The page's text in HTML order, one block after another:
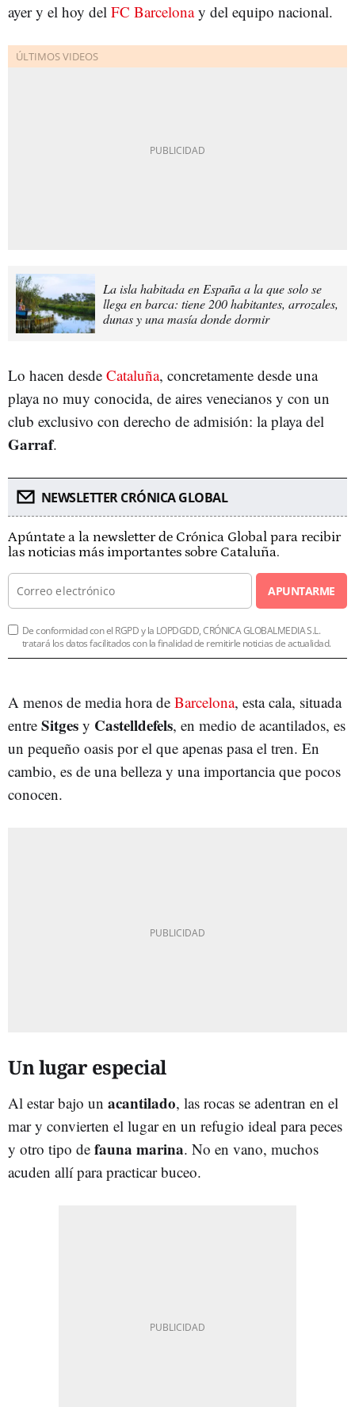
ayer y el hoy del FC Barcelonay del equipo nacional.
La isla habitada en España a la que solo se
llega en barca: tiene 200 habitantes, arrozales,
dunas y una masía donde dormir
Lo hacen desde Cataluña, concretamente desde una
playa no muy conocida, de aires venecianos y con un
club exclusivo con derecho de admisión: la playa del
Garraf.
NEWSLETTER CRÓNICA GLOBAL
Apúntate a la newsletter de Crónica Global para recibir
las noticias más importantes sobre Cataluña.
APUNTARME
De conformidad con el RGPD y la LOPDGDD, CRÓNICA GLOBALMEDIA S.L.
tratará los datos facilitados con la finalidad de remitirle noticias de actualidad.
A menos de media hora de Barcelona, esta cala, situada
entre Sitges y Castelldefels, en medio de acantilados, es
un pequeño oasis por el que apenas pasa el tren. En
cambio, es de una belleza y una importancia que pocos
conocen.
Un lugar especial
Al estar bajo un acantilado, las rocas se adentran en el
mar y convierten el lugar en un refugio ideal para peces
y otro tipo de fauna marina. No en vano, muchos
acuden allí para practicar buceo.